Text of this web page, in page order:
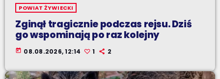
POWIAT ŻYWIECKI
Zginął tragicznie podczas rejsu. Dziś
go wspominają po raz kolejny
today 08.08.2026, 12:14 1 2